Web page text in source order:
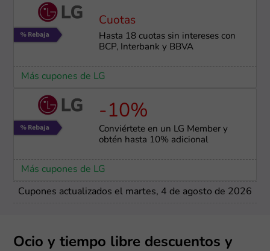
Cuotas
Hasta 18 cuotas sin intereses con
BCP, Interbank y BBVA
Más cupones de LG
-10%
Conviértete en un LG Member y
obtén hasta 10% adicional
Más cupones de LG
Cupones actualizados el martes, 4 de agosto de 2026
Ocio y tiempo libre descuentos y